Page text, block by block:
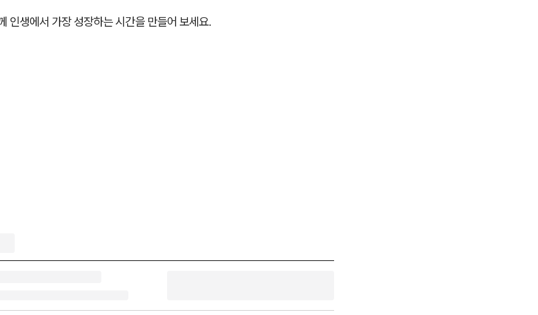
인생에서 가장 성장하는 시간을 만들어 보세요.